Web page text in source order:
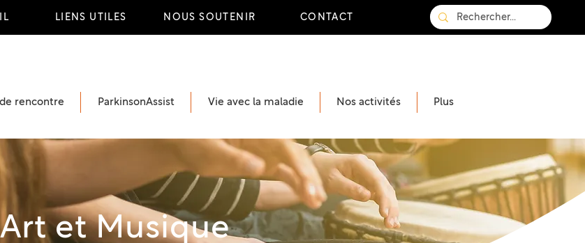
rencontre ParkinsonAssist Vie avec la maladie Nos activités Plus
LIENS UTILES NOUS SOUTENIR CONTACT
Art et Musique